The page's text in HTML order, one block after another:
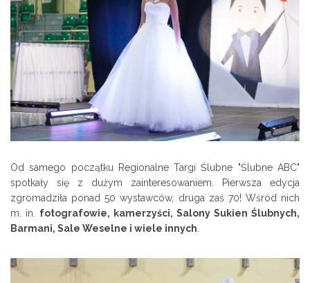
Od samego początku Regionalne Targi Ślubne "Ślubne ABC"
spotkały się z dużym zainteresowaniem. Pierwsza edycja
zgromadziła ponad 50 wystawców, druga zaś 70! Wśród nich
m. in. fotografowie, kamerzyści, Salony Sukien Ślubnych,
Barmani, Sale Weselne i wiele innych